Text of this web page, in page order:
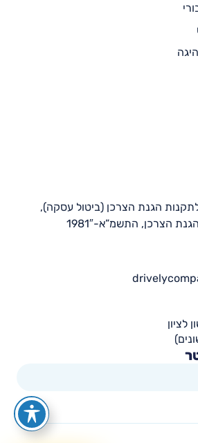
הגנת הצרכן (ביטול עסקה),